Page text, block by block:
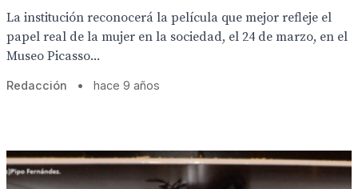
La institución reconocerá la película que mejor refleje el
papel real de la mujer en la sociedad, el 24 de marzo, en el
Museo Picasso...
Redacción • hace 9 años